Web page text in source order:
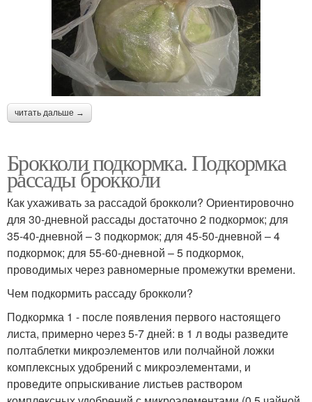
читать дальше →
Брокколи подкормка. Подкормка
рассады брокколи
Как ухаживать за рассадой брокколи? Ориентировочно
для 30-дневной рассады достаточно 2 подкормок; для
35-40-дневной – 3 подкормок; для 45-50-дневной – 4
подкормок; для 55-60-дневной – 5 подкормок,
проводимых через равномерные промежутки времени.
Чем подкормить рассаду брокколи?
Подкормка 1 - после появления первого настоящего
листа, примерно через 5-7 дней: в 1 л воды разведите
полтаблетки микроэлементов или полчайной ложки
комплексных удобрений с микроэлементами, и
проведите опрыскивание листьев раствором